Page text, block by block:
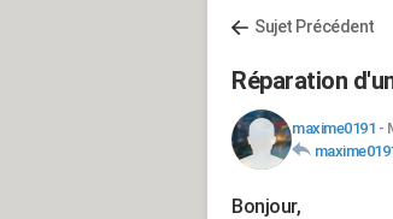
Sujet Précédent
Réparation
maxime0191 -
Bonjour,